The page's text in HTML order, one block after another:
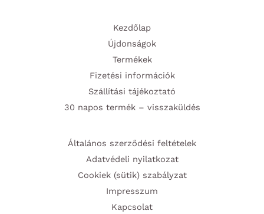
Kezdőlap
Újdonságok
Termékek
Fizetési információk
Szállítási tájékoztató
30 napos termék – visszaküldés
Általános szerződési feltételek
Adatvédeli nyilatkozat
Cookiek (sütik) szabályzat
Impresszum
Kapcsolat